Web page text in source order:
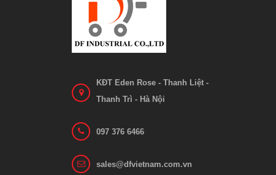
KĐT Eden Rose - Thanh Liệt -
Thanh Trì - Hà Nội
097 376 6466
sales@dfvietnam.com.vn